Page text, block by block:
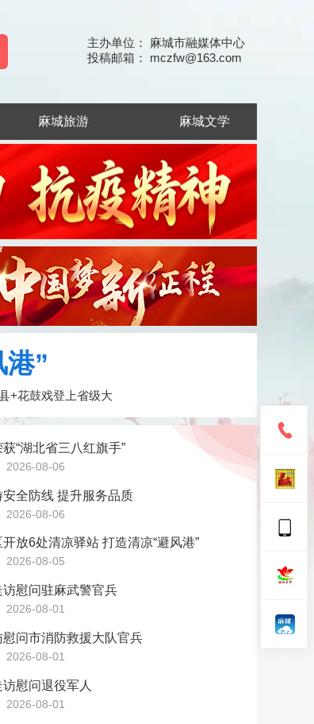
主办单位： 麻城市融媒体中心
投稿邮箱： mczfw@163.com
麻城旅游 麻城文学
”
+花鼓戏登上省级大
“湖北省三八红旗手”
2026-08-06
全防线 提升服务品质
2026-08-06
放6处清凉驿站 打造清凉“避风港”
2026-08-05
访慰问驻麻武警官兵
2026-08-01
慰问市消防救援大队官兵
2026-08-01
慰问退役军人
2026-08-01